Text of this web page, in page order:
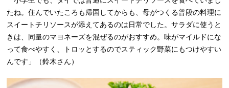
たね。住んでいたころも帰国してからも、母がつくる普段の料理に
スイートチリソースが添えてあるのは日常でした。サラダに使うと
きは、同量のマヨネーズを混ぜるのがおすすめ。味がマイルドにな
って食べやすく、トロッとするのでスティック野菜にもつけやすい
んです」（鈴木さん）